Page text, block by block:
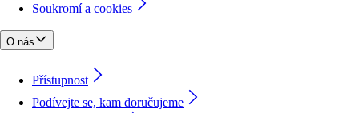
Soukromí a cookies
O nás
Přístupnost
Podívejte se, kam doručujeme